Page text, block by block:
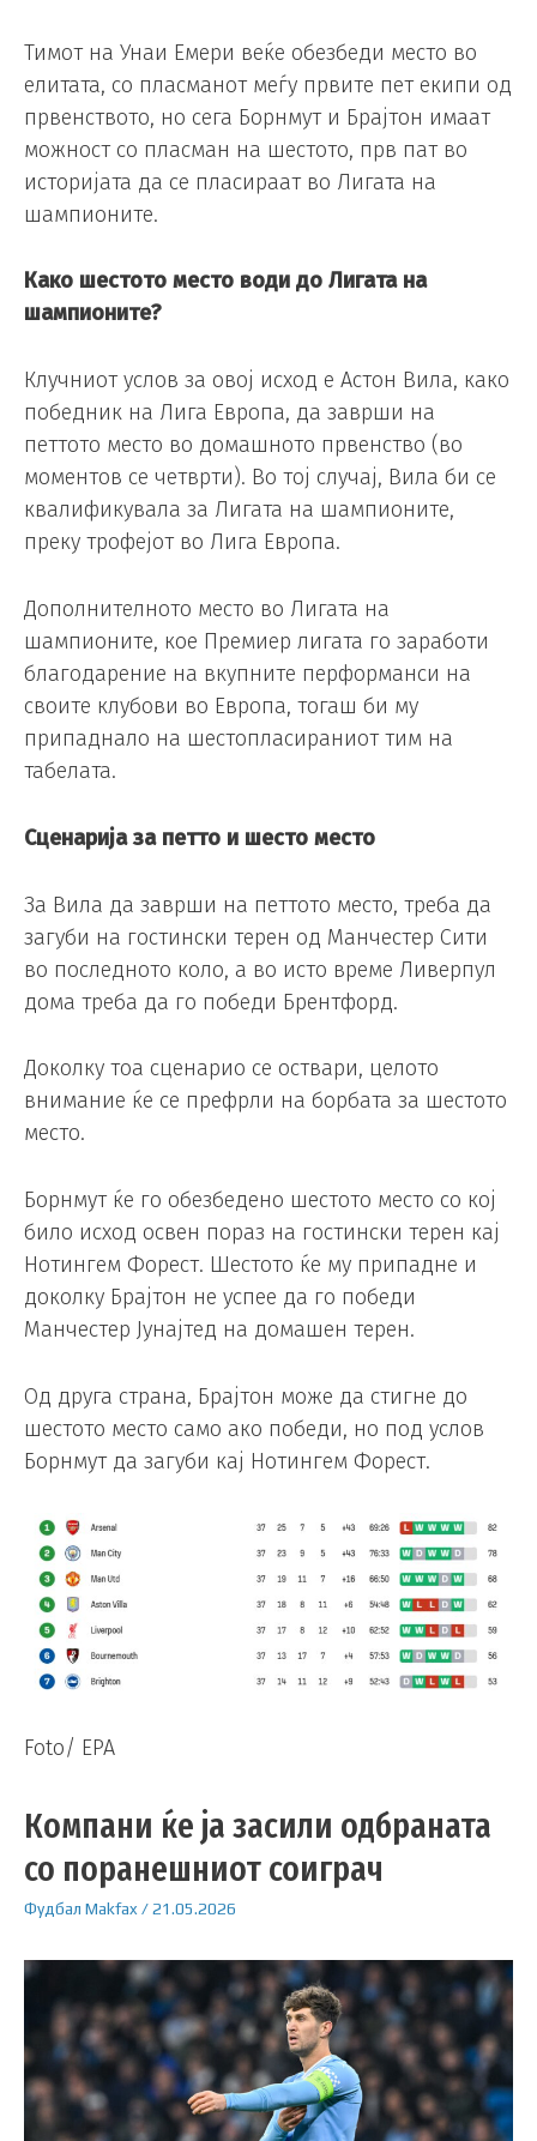
Тимот на Унаи Емери веќе обезбеди место во
елитата, со пласманот меѓу првите пет екипи од
првенството, но сега Борнмут и Брајтон имаат
можност со пласман на шестото, прв пат во
историјата да се пласираат во Лигата на
шампионите.
Како шестото место води до Лигата на
шампионите?
Клучниот услов за овој исход е Астон Вила, како
победник на Лига Европа, да заврши на
петтото место во домашното првенство (во
моментов се четврти). Во тој случај, Вила би се
квалификувала за Лигата на шампионите,
преку трофејот во Лига Европа.
Дополнителното место во Лигата на
шампионите, кое Премиер лигата го заработи
благодарение на вкупните перформанси на
своите клубови во Европа, тогаш би му
припаднало на шестопласираниот тим на
табелата.
Сценарија за петто и шесто место
За Вила да заврши на петтото место, треба да
загуби на гостински терен од Манчестер Сити
во последното коло, а во исто време Ливерпул
дома треба да го победи Брентфорд.
Доколку тоа сценарио се оствари, целото
внимание ќе се префрли на борбата за шестото
место.
Борнмут ќе го обезбедено шестото место со кој
било исход освен пораз на гостински терен кај
Нотингем Форест. Шестото ќе му припадне и
доколку Брајтон не успее да го победи
Манчестер Јунајтед на домашен терен.
Од друга страна, Брајтон може да стигне до
шестото место само ако победи, но под услов
Борнмут да загуби кај Нотингем Форест.
Foto/ EPA
Компани ќе ја засили одбраната
со поранешниот соиграч
Фудбал Makfax /21.05.2026